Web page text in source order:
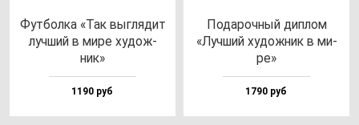
Фут­бол­ка «Так выг­ля­дит
луч­ший в ми­ре ху­дож­
ник»
1190 руб
Пода­роч­ный дип­лом
«Луч­ший ху­дож­ник в ми­
ре»
1790 руб